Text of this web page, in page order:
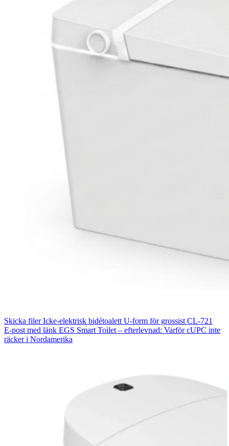
Skicka filerIcke-elektrisk bidétoalett U-form för grossist CL-721
E-post med länk EGS Smart Toilet – efterlevnad: Varför cUPC inte
räcker i Nordamerika